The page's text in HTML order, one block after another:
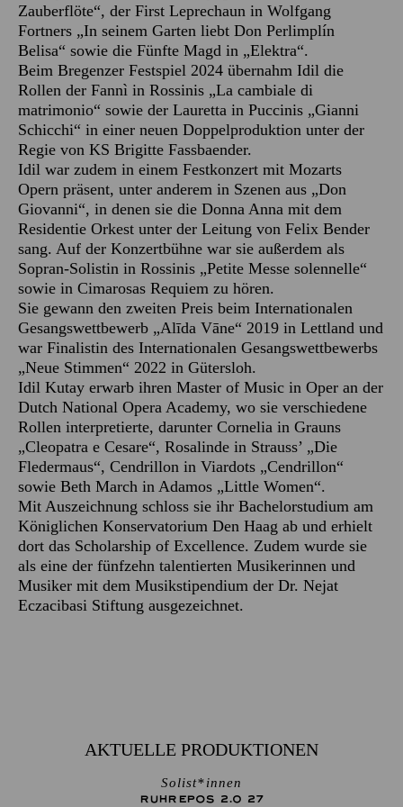
Zauberflöte“, der First Leprechaun in Wolfgang
Fortners „In seinem Garten liebt Don Perlimplín
Belisa“ sowie die Fünfte Magd in „Elektra“.
Beim Bregenzer Festspiel 2024 übernahm Idil die
Rollen der Fannì in Rossinis „La cambiale di
matrimonio“ sowie der Lauretta in Puccinis „Gianni
Schicchi“ in einer neuen Doppelproduktion unter der
Regie von KS Brigitte Fassbaender.
Idil war zudem in einem Festkonzert mit Mozarts
Opern präsent, unter anderem in Szenen aus „Don
Giovanni“, in denen sie die Donna Anna mit dem
Residentie Orkest unter der Leitung von Felix Bender
sang. Auf der Konzertbühne war sie außerdem als
Sopran-Solistin in Rossinis „Petite Messe solennelle“
sowie in Cimarosas Requiem zu hören.
Sie gewann den zweiten Preis beim Internationalen
Gesangswettbewerb „Alīda Vāne“ 2019 in Lettland und
war Finalistin des Internationalen Gesangswettbewerbs
„Neue Stimmen“ 2022 in Gütersloh.
Idil Kutay erwarb ihren Master of Music in Oper an der
Dutch National Opera Academy, wo sie verschiedene
Rollen interpretierte, darunter Cornelia in Grauns
„Cleopatra e Cesare“, Rosalinde in Strauss’ „Die
Fledermaus“, Cendrillon in Viardots „Cendrillon“
sowie Beth March in Adamos „Little Women“.
Mit Auszeichnung schloss sie ihr Bachelorstudium am
Königlichen Konservatorium Den Haag ab und erhielt
dort das Scholarship of Excellence. Zudem wurde sie
als eine der fünfzehn talentierten Musikerinnen und
Musiker mit dem Musikstipendium der Dr. Nejat
Eczacibasi Stiftung ausgezeichnet.
AKTUELLE PRODUKTIONEN
Solist*innen
RUHREPOS 2.0 27